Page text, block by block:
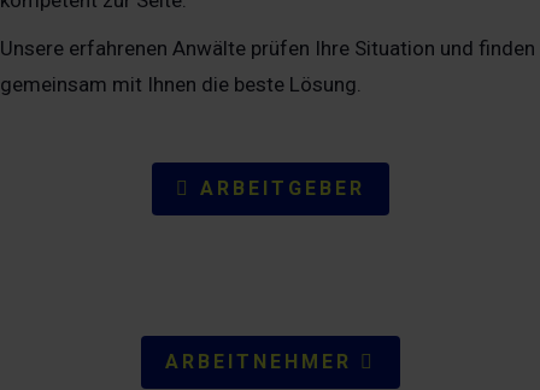
Unsere erfahrenen Anwälte prüfen Ihre Situation und finden
gemeinsam mit Ihnen die beste Lösung.
ARBEITGEBER
ARBEITNEHMER